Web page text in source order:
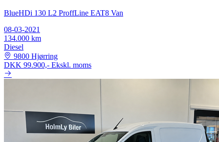
BlueHDi 130 L2 ProffLine EAT8 Van
08-03-2021
134.000 km
Diesel
9800 Hjørring
DKK 99.900,- Ekskl. moms